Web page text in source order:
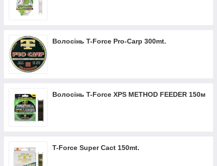
Волосінь T-Force Pro-Carp 300mt.
Волосінь T-Force XPS METHOD FEEDER 150м
T-Force Super Cact 150mt.